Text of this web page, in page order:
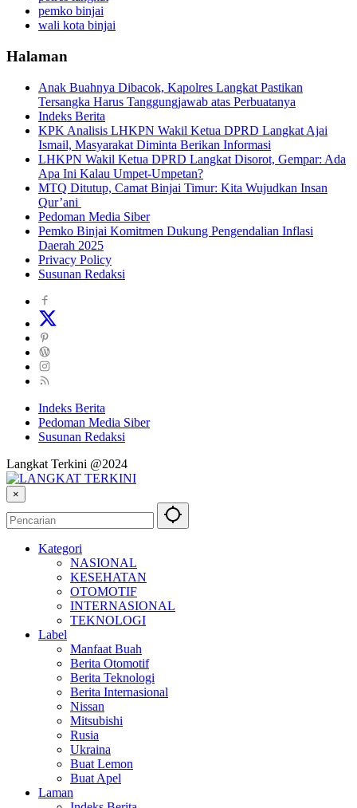
pemko binjai
wali kota binjai
Halaman
Anak Buahnya Dibacok, Kapolres Langkat Pastikan
Tersangka Harus Tanggungjawab atas Perbuatanya
Indeks Berita
KPK Analisis LHKPN Wakil Ketua DPRD Langkat Ajai
Ismail, Masyarakat Diminta Berikan Informasi
LHKPN Wakil Ketua DPRD Langkat Disorot, Gempar: Ada
Apa Ini Kalau Umpet-Umpetan?
MTQ Ditutup, Camat Binjai Timur: Kita Wujudkan Insan
Qur’ani
Pedoman Media Siber
Pemko Binjai Komitmen Dukung Pengendalian Inflasi
Daerah 2025
Privacy Policy
Susunan Redaksi
Indeks Berita
Pedoman Media Siber
Susunan Redaksi
Langkat Terkini @2024
×
Kategori
NASIONAL
KESEHATAN
OTOMOTIF
INTERNASIONAL
TEKNOLOGI
Label
Manfaat Buah
Berita Otomotif
Berita Teknologi
Berita Internasional
Nissan
Mitsubishi
Rusia
Ukraina
Buat Lemon
Buat Apel
Laman